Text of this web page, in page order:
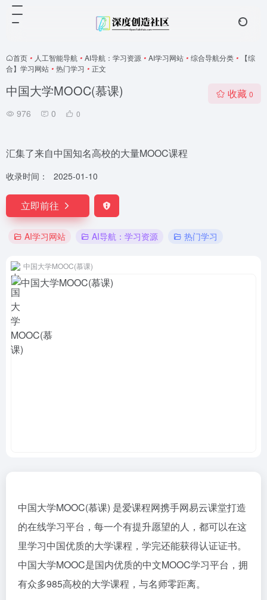
首页 • 人工智能导航 • AI导航：学习资源 • AI学习网站 • 综合导航分类 •
【综
合】学习网站 • 热门学习 • 正文
中国大学MOOC(慕课)
976 0 0
收藏 0
汇集了来自中国知名高校的大量MOOC课程
收录时间： 2025-01-10
立即前往
AI学习网站 AI导航：学习资源 热门学习
中国大学MOOC(慕课)
中国大学MOOC(慕课) 是爱课程网携手网易云课堂打造
的在线学习平台，每一个有提升愿望的人，都可以在这
里学习中国优质的大学课程，学完还能获得认证证书。
中国大学MOOC是国内优质的中文MOOC学习平台，拥
有众多985高校的大学课程，与名师零距离。